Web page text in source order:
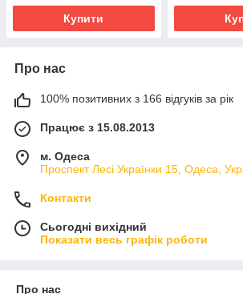
Купити
Про нас
100% позитивних з 166 відгуків за рік
Працює з 15.08.2013
м. Одеса
Проспект Лесі Українки 15, Одеса,
Контакти
Сьогодні вихідний
Показати весь графік роботи
Про нас